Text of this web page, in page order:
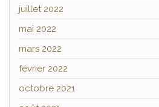
juillet 2022
mai 2022
mars 2022
février 2022
octobre 2021